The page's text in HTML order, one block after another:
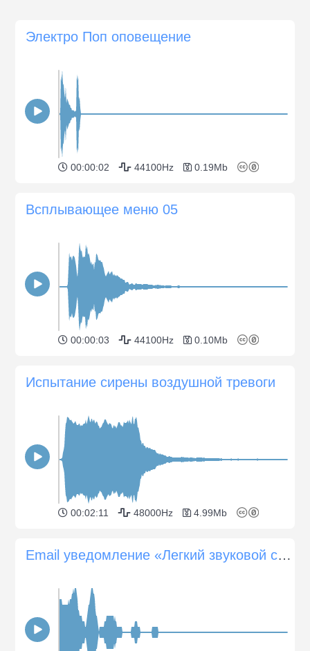
Электро Поп оповещение
00:00:02 44100Hz 0.19Mb
Всплывающее меню 05
00:00:03 44100Hz 0.10Mb
Испытание сирены воздушной тревоги
00:02:11 48000Hz 4.99Mb
Email уведомление «Легкий звуковой сигнал»